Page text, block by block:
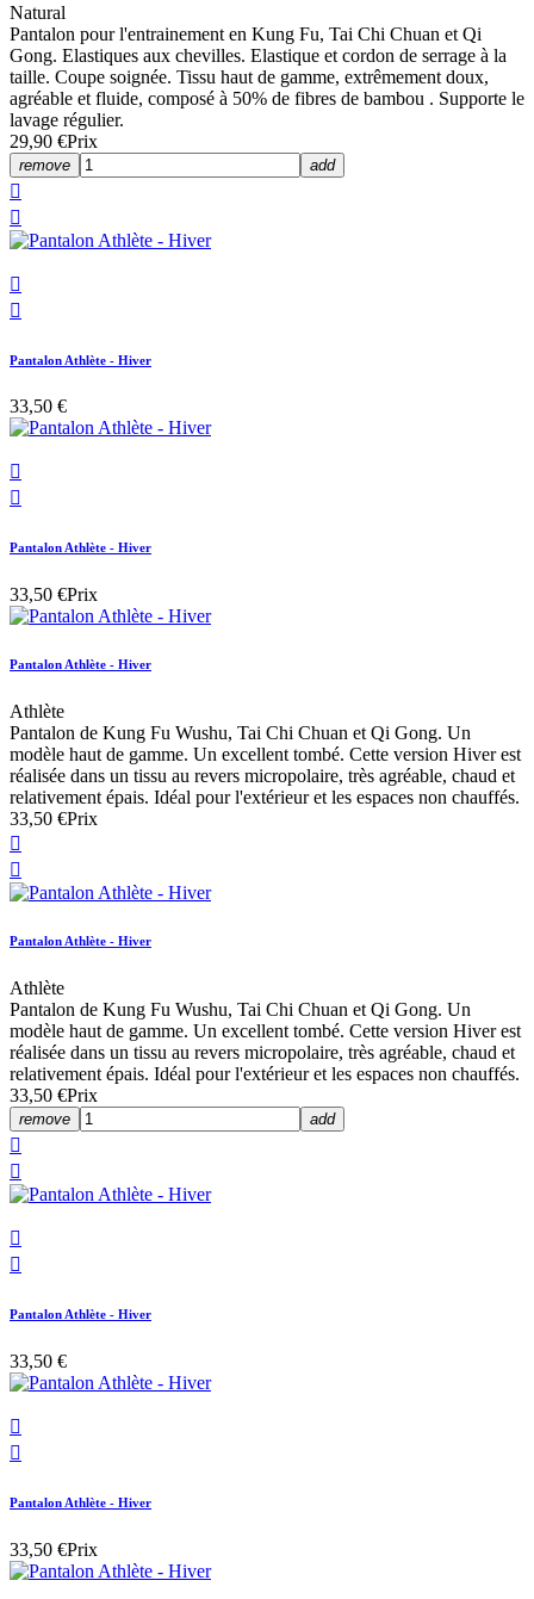
Natural
Pantalon pour l'entrainement en Kung Fu, Tai Chi Chuan et Qi
Gong. Elastiques aux chevilles. Elastique et cordon de serrage à la
taille. Coupe soignée. Tissu haut de gamme, extrêmement doux,
agréable et fluide, composé à 50% de fibres de bambou . Supporte le
lavage régulier.
29,90 €Prix
remove add




Pantalon Athlète - Hiver
33,50 €


Pantalon Athlète - Hiver
33,50 €Prix
Pantalon Athlète - Hiver
Athlète
Pantalon de Kung Fu Wushu, Tai Chi Chuan et Qi Gong. Un
modèle haut de gamme. Un excellent tombé. Cette version Hiver est
réalisée dans un tissu au revers micropolaire, très agréable, chaud et
relativement épais. Idéal pour l'extérieur et les espaces non chauffés.
33,50 €Prix


Pantalon Athlète - Hiver
Athlète
Pantalon de Kung Fu Wushu, Tai Chi Chuan et Qi Gong. Un
modèle haut de gamme. Un excellent tombé. Cette version Hiver est
réalisée dans un tissu au revers micropolaire, très agréable, chaud et
relativement épais. Idéal pour l'extérieur et les espaces non chauffés.
33,50 €Prix
remove add




Pantalon Athlète - Hiver
33,50 €


Pantalon Athlète - Hiver
33,50 €Prix